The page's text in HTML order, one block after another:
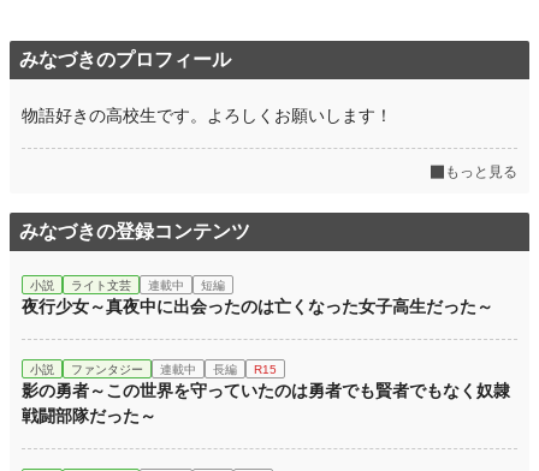
みなづきのプロフィール
物語好きの高校生です。よろしくお願いします！
もっと見る
みなづきの登録コンテンツ
小説 ライト文芸 連載中 短編
夜行少女～真夜中に出会ったのは亡くなった女子高生だった～
小説 ファンタジー 連載中 長編 R15
影の勇者～この世界を守っていたのは勇者でも賢者でもなく奴隷
戦闘部隊だった～